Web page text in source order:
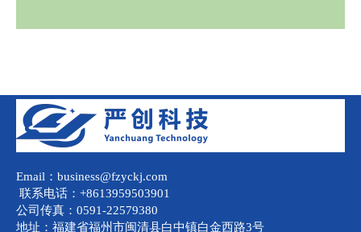
Email：business@fzyckj.com
联系电话：+8613959503901
公司传真：0591-22579380
地址：福建省福州市闽清县白中镇白金西路3号